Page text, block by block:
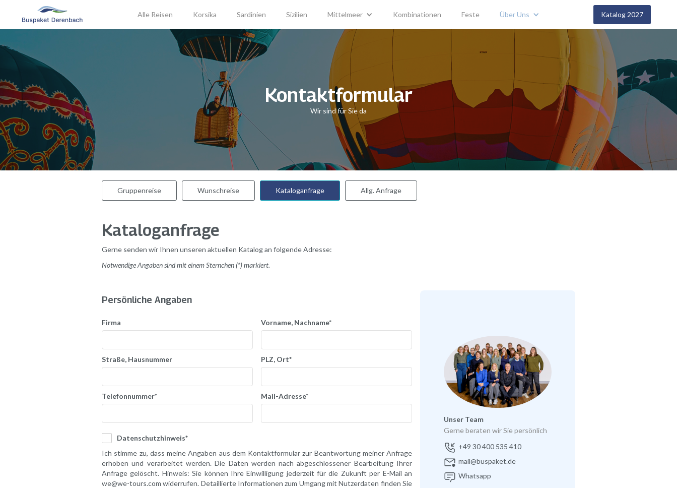
Alle Reisen Korsika Sardinien Sizilien Mittelmeer Kombinationen Feste Über Uns Katalog 2027
Kontaktformular
Wir sind für Sie da
Gruppenreise Wunschreise Kataloganfrage Allg. Anfrage
Kataloganfrage
Gerne senden wir Ihnen unseren aktuellen Katalog an folgende Adresse:
Notwendige Angaben sind mit einem Sternchen (*) markiert.
Persönliche Angaben
Firma
Straße, Hausnummer
Telefonnummer*
Vorname, Nachname*
PLZ, Ort*
Mail-Adresse*
Datenschutzhinweis*
Ich stimme zu, dass meine Angaben aus dem Kontaktformular zur Beantwortung meiner Anfrage
erhoben und verarbeitet werden. Die Daten werden nach abgeschlossener Bearbeitung Ihrer
Anfrage gelöscht. Hinweis: Sie können Ihre Einwilligung jederzeit für die Zukunft per E-Mail an
we@we-tours.com widerrufen. Detaillierte Informationen zum Umgang mit Nutzerdaten finden Sie
Unser Team
Gerne beraten wir Sie persönlich
+49 30 400 535 410
mail@buspaket.de
Whatsapp